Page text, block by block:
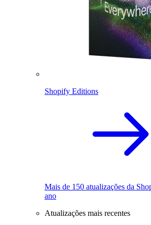
Shopify Editions
Mais de 150 atualizações da
ano
Atualizações mais recentes